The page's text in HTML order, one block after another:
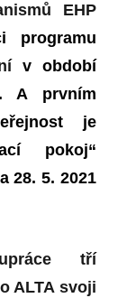
EHP
programu
v období
Aprvním
je
pokoj“
28. 5. 2021
tří
ALTA svoji